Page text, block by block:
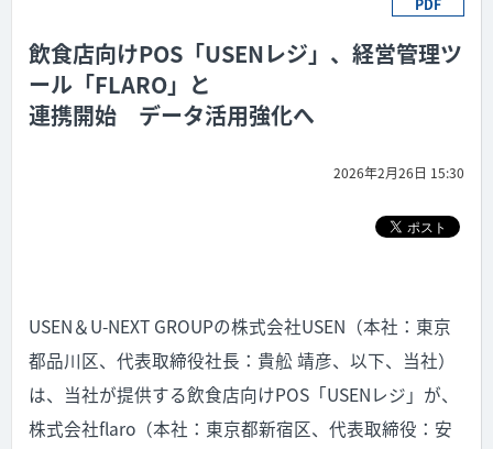
PDF
飲食店向けPOS「USENレジ」、経営管理ツ
ール「FLARO」と
連携開始 データ活用強化へ
2026年2月26日 15:30
USEN＆U-NEXT GROUPの株式会社USEN（本社：東京
都品川区、代表取締役社長：貴舩 靖彦、以下、当社）
は、当社が提供する飲食店向けPOS「USENレジ」が、
株式会社flaro（本社：東京都新宿区、代表取締役：安